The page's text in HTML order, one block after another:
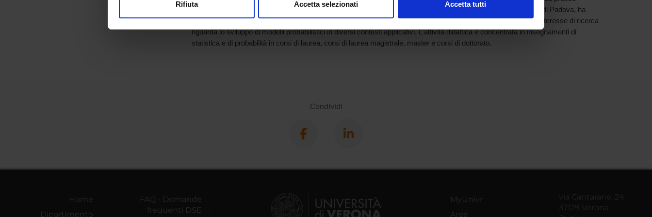
di analisi dei dati web, pubblicità e social media, i quali potrebbero combinarle con altre informazioni che hai fornito loro o
che hanno raccolto dal tuo utilizzo dei loro servizi.
Rifiuta Accetta selezionati Accetta tutti
l'Università degli Studi di Perugia. Laureato in Scienze statistiche ed economiche presso l'Università degli Studi di Padova, ha
conseguito il titolo di Doctor of Philosophy (Ph.D.) in Statistics presso l'University College London. Il principale interesse di ricerca
riguarda lo sviluppo di modelli probabilistici in diversi contesti applicativi. L'attività didattica è concentrata in insegnamenti di
statistica e di probabilità in corsi di laurea, corsi di laurea magistrale, master e corsi di dottorato.
Condividi
Home
Dipartimento
FAQ - Domande
frequenti DSE
MyUnivr
Area
via Cantarane, 24
37129 Verona